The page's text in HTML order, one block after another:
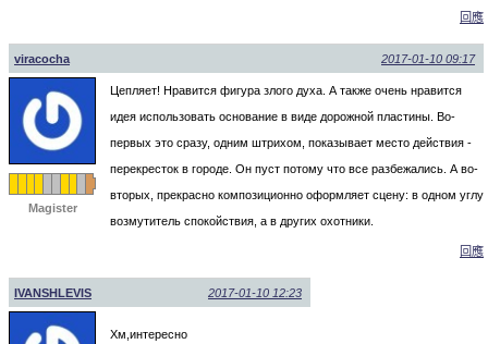
回應
viracocha 2017-01-10 09:17
Magister
Цепляет! Нравится фигура злого духа. А также очень нравится
идея использовать основание в виде дорожной пластины. Во-
первых это сразу, одним штрихом, показывает место действия -
перекресток в городе. Он пуст потому что все разбежались. А во-
вторых, прекрасно композиционно оформляет сцену: в одном углу
возмутитель спокойствия, а в других охотники.
回應
IVANSHLEVIS 2017-01-10 12:23
Хм,интересно